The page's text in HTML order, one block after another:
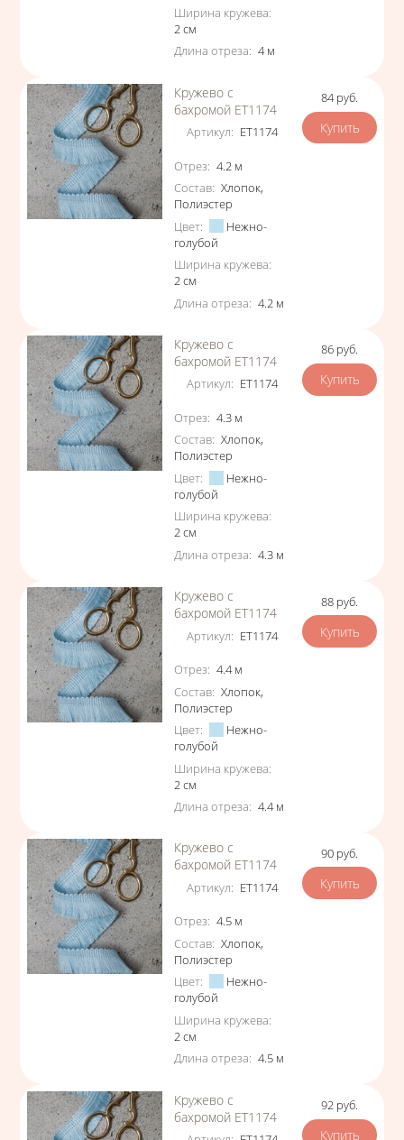
Ширина кружева:
2см
Длина отреза: 4 м
Кружево с
бахромой ЕТ1174
Артикул: ЕТ1174
Характеристики
Отрез: 4.2 м
Состав: Хлопок,
Полиэстер
Цвет:
Нежно-
голубой
Ширина кружева:
2см
Длина отреза: 4.2 м
Цена
84руб.
Кружево с
бахромой ЕТ1174
Артикул: ЕТ1174
Характеристики
Отрез: 4.3 м
Состав: Хлопок,
Полиэстер
Цвет:
Нежно-
голубой
Ширина кружева:
2см
Длина отреза: 4.3 м
Цена
86 руб.
Кружево с
бахромой ЕТ1174
Артикул: ЕТ1174
Характеристики
Отрез: 4.4 м
Состав: Хлопок,
Полиэстер
Цвет:
Нежно-
голубой
Ширина кружева:
2 см
Длина отреза: 4.4 м
Цена
88 руб.
Кружево с
бахромой ЕТ1174
Артикул: ЕТ1174
Характеристики
Отрез: 4.5 м
Состав: Хлопок,
Полиэстер
Цвет:
Нежно-
голубой
Ширина кружева:
2см
Длина отреза: 4.5 м
Цена
90 руб.
Кружево с
бахромой ЕТ1174
Цена
92 руб.